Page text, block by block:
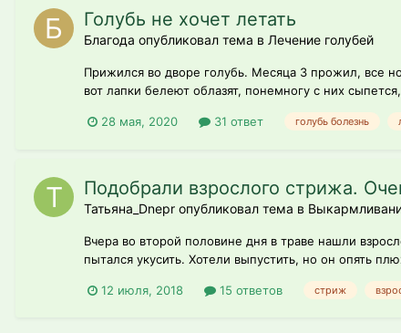
Голубь не хочет летать
Благода опубликовал тема в Лечение голубей
Прижился во дворе голубь. Месяца 3 прожил, все
вот лапки белеют облазят, понемногу с них
28 мая, 2020 31 ответ голубь болезнь
Подобрали взрослого стрижа.
Татьяна_Dnepr опубликовал тема в
Вчера во второй половине дня в траве нашли
пытался укусить. Хотели выпустить, но он опять
12 июля, 2018 15 ответов стриж